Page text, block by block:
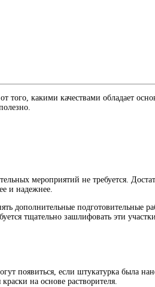
того, какими качествами обладает
мероприятий не требуется.
и надежнее.
дополнительные подготовительные
тщательно зашлифовать эти
появиться, если штукатурка была
на основе растворителя.